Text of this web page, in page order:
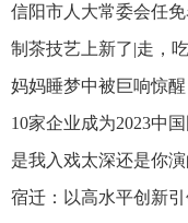
信阳市人大常委会任
制茶技艺上新了|走，吃
10家企业成为2023中
是我入戏太深还是你
宿迁：以高水平创新